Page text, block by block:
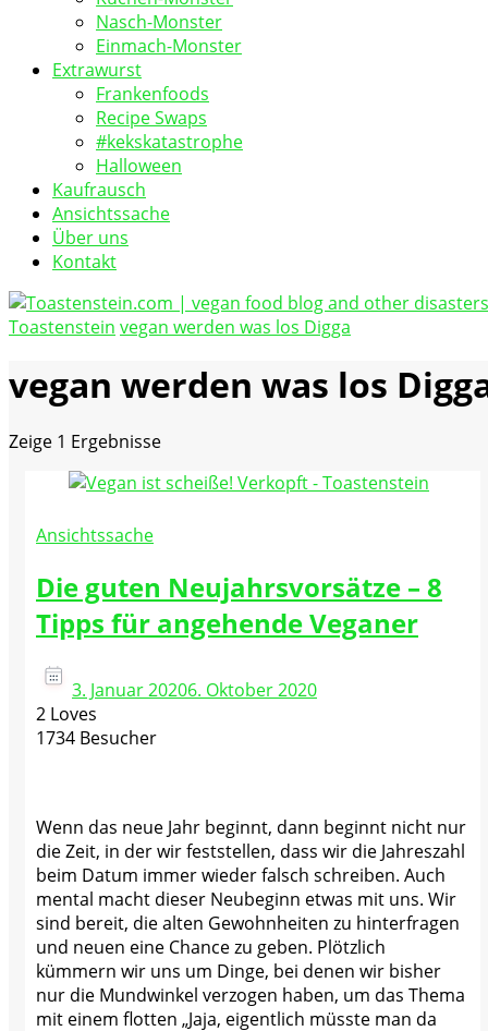
Nasch-Monster
Einmach-Monster
Extrawurst
Frankenfoods
Recipe Swaps
#kekskatastrophe
Halloween
Kaufrausch
Ansichtssache
Über uns
Kontakt
Toastenstein.com
vegan food blog
Toastenstein vegan werden was los Digga
vegan werden was los
Zeige 1 Ergebnisse
Ansichtssache
Die guten Neujahrsvorsätze – 8
Tipps für angehende Veganer
3. Januar 20206. Oktober 2020
2 Loves
1734 Besucher
Wenn das neue Jahr beginnt, dann beginnt nicht nur
die Zeit, in der wir feststellen, dass wir die Jahreszahl
beim Datum immer wieder falsch schreiben. Auch
mental macht dieser Neubeginn etwas mit uns. Wir
sind bereit, die alten Gewohnheiten zu hinterfragen
und neuen eine Chance zu geben. Plötzlich
kümmern wir uns um Dinge, bei denen wir bisher
nur die Mundwinkel verzogen haben, um das Thema
mit einem flotten „Jaja, eigentlich müsste man da